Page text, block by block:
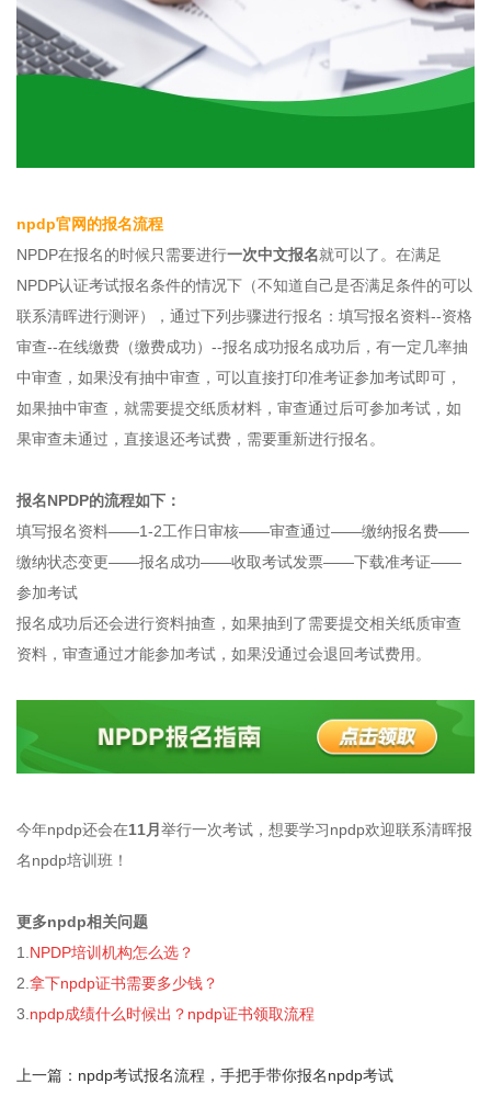
npdp官网的报名流程
NPDP在报名的时候只需要进行一次中文报名就可以了。在满足
NPDP认证考试报名条件的情况下（不知道自己是否满足条件的可以
联系清晖进行测评），通过下列步骤进行报名：填写报名资料--资格
审查--在线缴费（缴费成功）--报名成功报名成功后，有一定几率抽
中审查，如果没有抽中审查，可以直接打印准考证参加考试即可，
如果抽中审查，就需要提交纸质材料，审查通过后可参加考试，如
果审查未通过，直接退还考试费，需要重新进行报名。
报名NPDP的流程如下：
填写报名资料——1-2工作日审核——审查通过——缴纳报名费——
缴纳状态变更——报名成功——收取考试发票——下载准考证——
参加考试
报名成功后还会进行资料抽查，如果抽到了需要提交相关纸质审查
资料，审查通过才能参加考试，如果没通过会退回考试费用。
今年npdp还会在11月 举行一次考试，想要学习npdp欢迎联系清晖报
名npdp培训班！
更多npdp相关问题
1. NPDP培训机构怎么选？
2. 拿下npdp证书需要多少钱？
3. npdp成绩什么时候出？npdp证书领取流程
上一篇：npdp考试报名流程，手把手带你报名npdp考试